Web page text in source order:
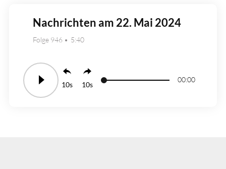
Nachrichten am 22. Mai 2024
Folge 946 5:40
10 10
00:00